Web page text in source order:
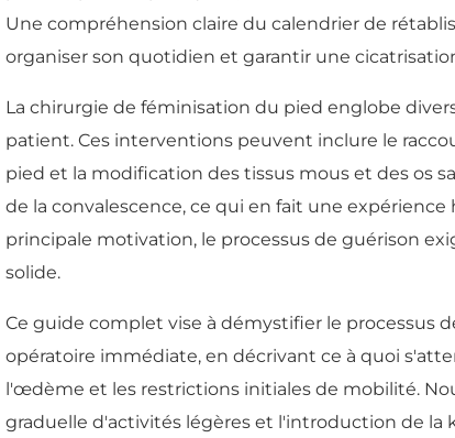
Une compréhension claire du calendrier de
organiser son quotidien et garantir une
La chirurgie de féminisation du pied englobe
patient. Ces interventions peuvent inclure le
pied et la modification des tissus mous et des os
de la convalescence, ce qui en fait une
principale motivation, le processus de guérison
solide.
Ce guide complet vise à démystifier le processus
opératoire immédiate, en décrivant ce à quoi
l'œdème et les restrictions initiales de mobilité.
graduelle d'activités légères et l'introduction de la